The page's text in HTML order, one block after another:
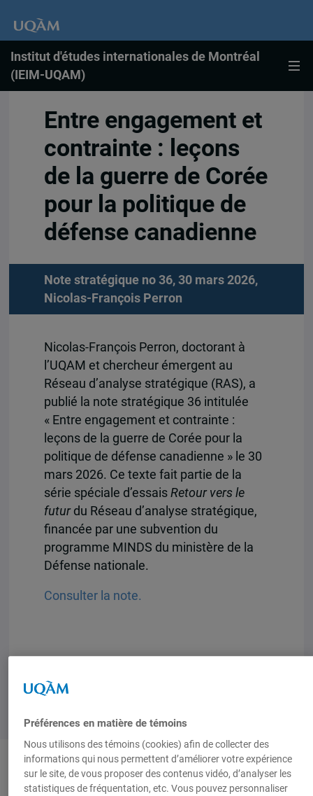
Institut d'études internationales de Montréal
(IEIM-UQAM)
Entre engagement et
contrainte : leçons
de la guerre de Corée
pour la politique de
défense canadienne
Note stratégique no 36, 30 mars 2026,
Nicolas-François Perron
Nicolas-François Perron, doctorant à
l’UQAM et chercheur émergent au
Réseau d’analyse stratégique (RAS), a
publié la note stratégique 36 intitulée
« Entre engagement et contrainte :
leçons de la guerre de Corée pour la
politique de défense canadienne » le 30
mars 2026. Ce texte fait partie de la
série spéciale d’essais Retour vers le
futurdu Réseau d’analyse stratégique,
financée par une subvention du
programme MINDS du ministère de la
Défense nationale.
Consulter la note.
Auteurs-trices
Préférences en matière de témoins
Nous utilisons des témoins (cookies) afin de collecter des
informations qui nous permettent d’améliorer votre expérience
sur le site, de vous proposer des contenus vidéo, d’analyser les
statistiques de fréquentation, etc. Vous pouvez personnaliser